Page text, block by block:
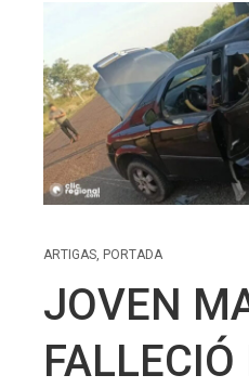
ARTIGAS, PORTADA
JOVEN
FALLECIÓ